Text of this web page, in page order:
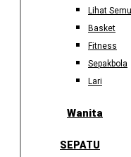
Lihat
Basket
Fitness
Sepakbola
Lari
Wanita
SEPATU